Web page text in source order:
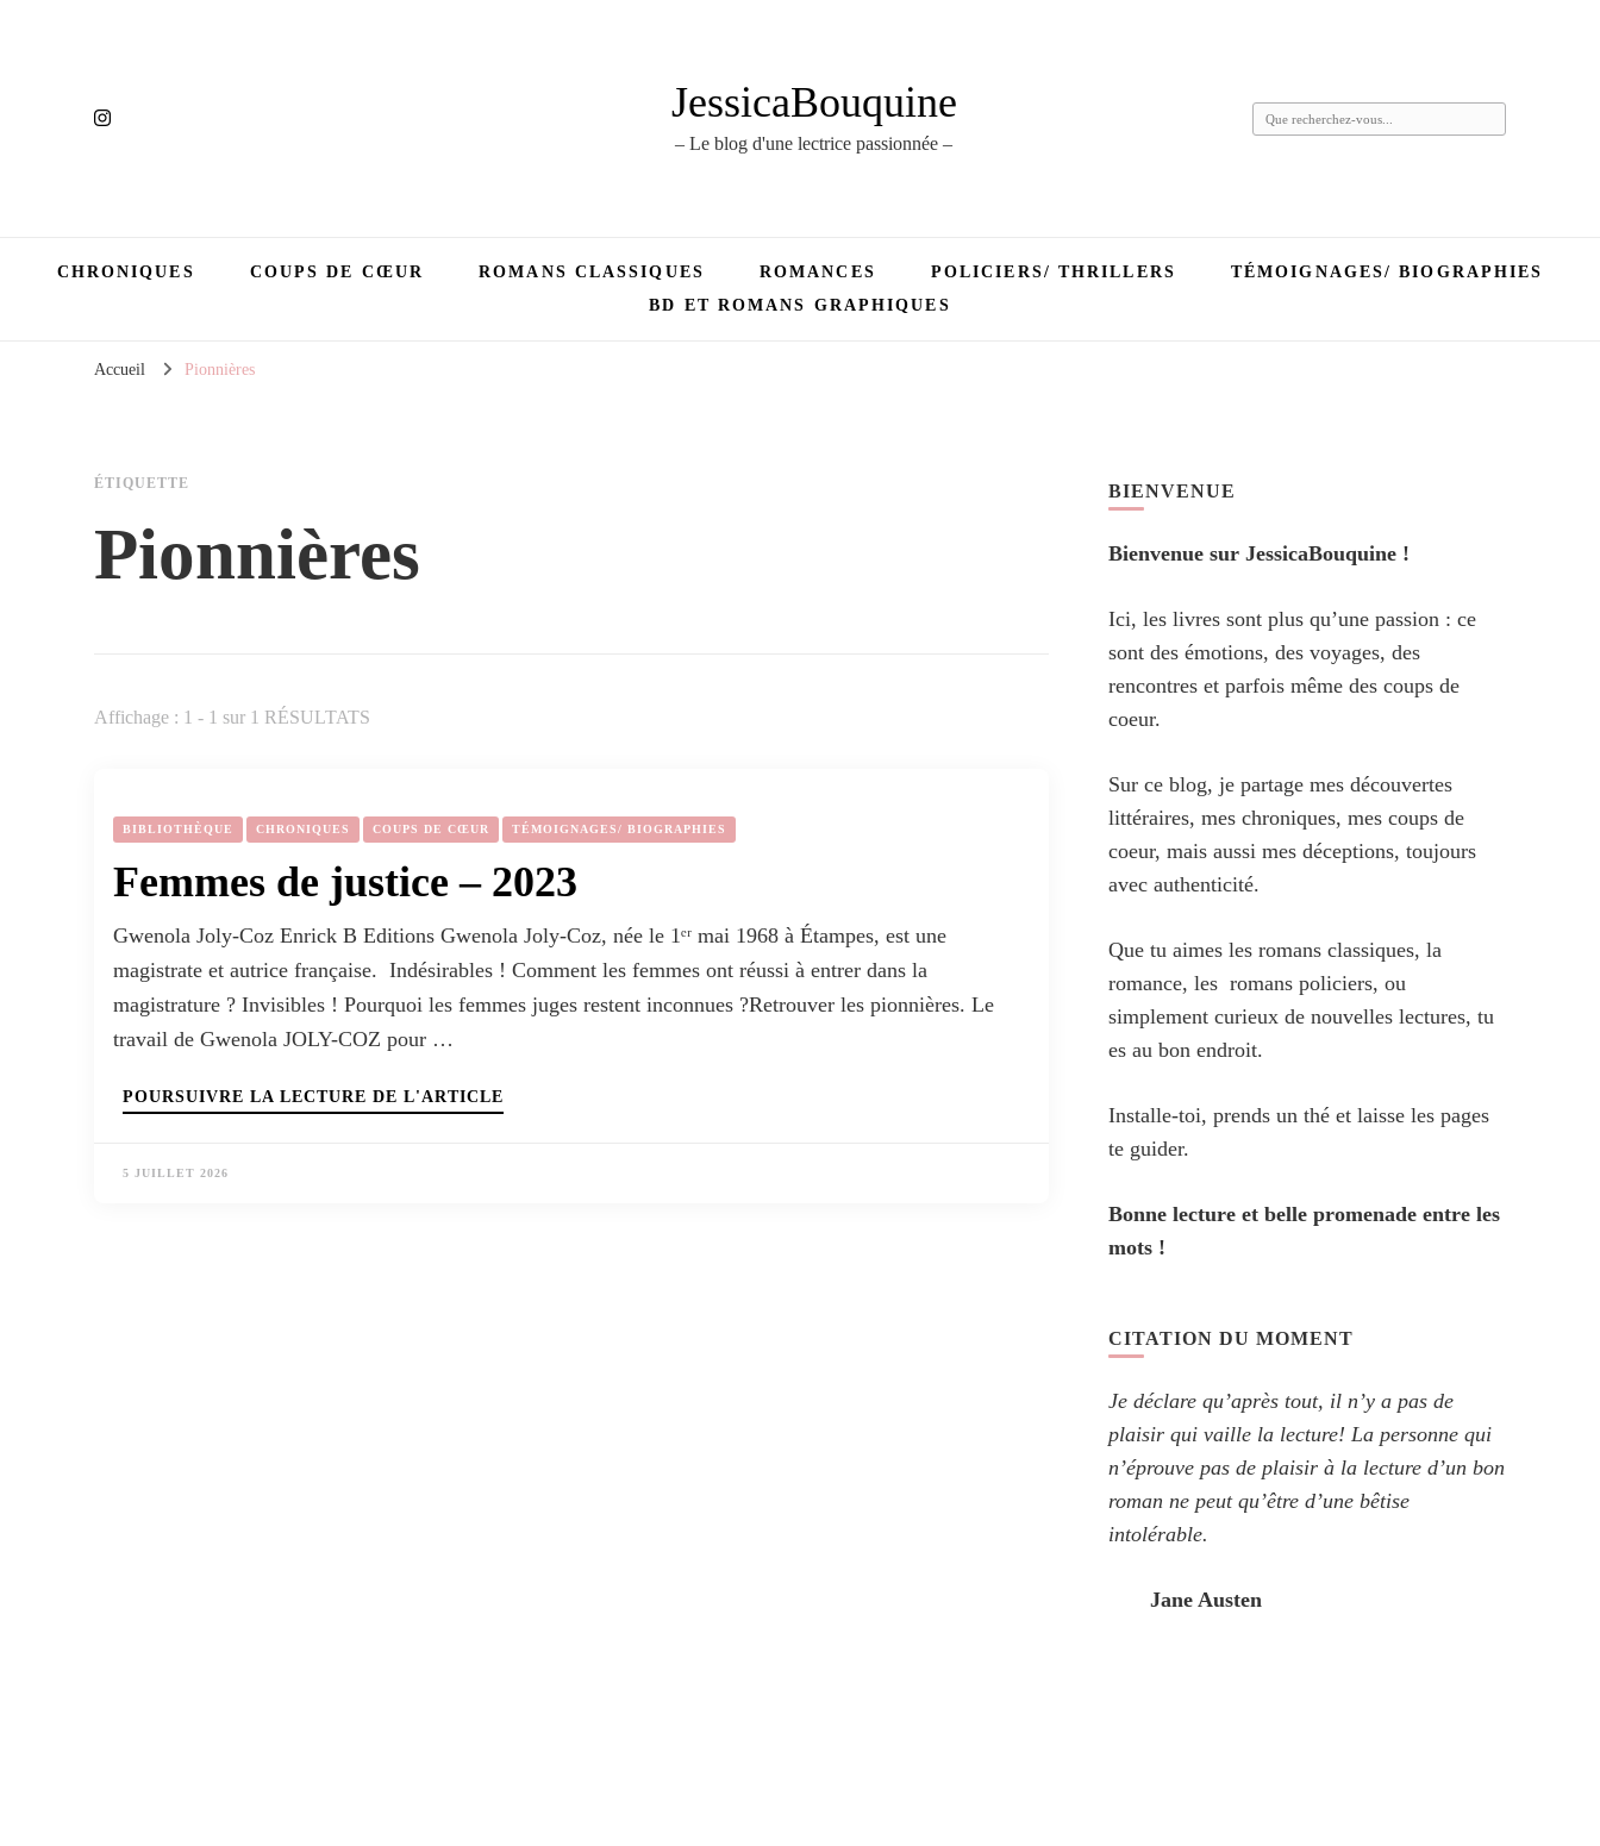
JessicaBouquine
– Le blog d'une lectrice passionnée –
Vous
CHRONIQUES COUPS DE CŒUR ROMANS CLASSIQUES ROMANCES POLICIERS/ THRILLERS
TÉMOIGNAGES/ BIOGRAPHIES
BD ET ROMANS GRAPHIQUES
Accueil Pionnières
ÉTIQUETTE
Pionnières
Affichage : 1 - 1 sur 1 RÉSULTATS
BIBLIOTHÈQUE CHRONIQUES COUPS DE CŒUR TÉMOIGNAGES/ BIOGRAPHIES
Femmes de justice – 2023
Gwenola Joly-Coz Enrick B Editions Gwenola Joly-Coz, née le 1ᵉʳ mai 1968 à Étampes, est une
magistrate et autrice française. Indésirables ! Comment les femmes ont réussi à entrer dans la
magistrature ? Invisibles ! Pourquoi les femmes juges restent inconnues ?Retrouver les pionnières. Le
travail de Gwenola JOLY-COZ pour …
POURSUIVRE LA LECTURE DE L'ARTICLE
5 JUILLET 2026
BIENVENUE
Bienvenue sur JessicaBouquine !
Ici, les livres sont plus qu’une passion : ce
sont des émotions, des voyages, des
rencontres et parfois même des coups de
coeur.
Sur ce blog, je partage mes découvertes
littéraires, mes chroniques, mes coups de
coeur, mais aussi mes déceptions, toujours
avec authenticité.
Que tu aimes les romans classiques, la
romance, les romans policiers, ou
simplement curieux de nouvelles lectures, tu
es au bon endroit.
Installe-toi, prends un thé et laisse les pages
te guider.
Bonne lecture et belle promenade entre les
mots !
CITATION DU MOMENT
Je déclare qu’après tout, il n’y a pas de
plaisir qui vaille la lecture! La personne qui
n’éprouve pas de plaisir à la lecture d’un bon
roman ne peut qu’être d’une bêtise
intolérable.
Jane Austen